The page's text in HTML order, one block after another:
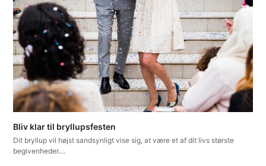
Bliv klar til bryllupsfesten
Dit bryllup vil højst sandsynligt vise sig, at være et af dit livs største
begivenheder.…